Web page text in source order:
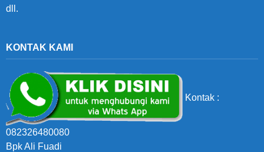
dll.
KONTAK KAMI
Kontak :
082326480080
Bpk Ali Fuadi